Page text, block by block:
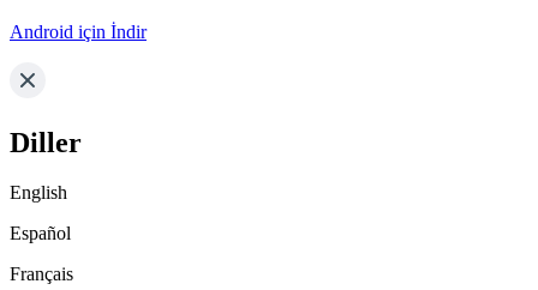
Android için İndir
Diller
English
Español
Français